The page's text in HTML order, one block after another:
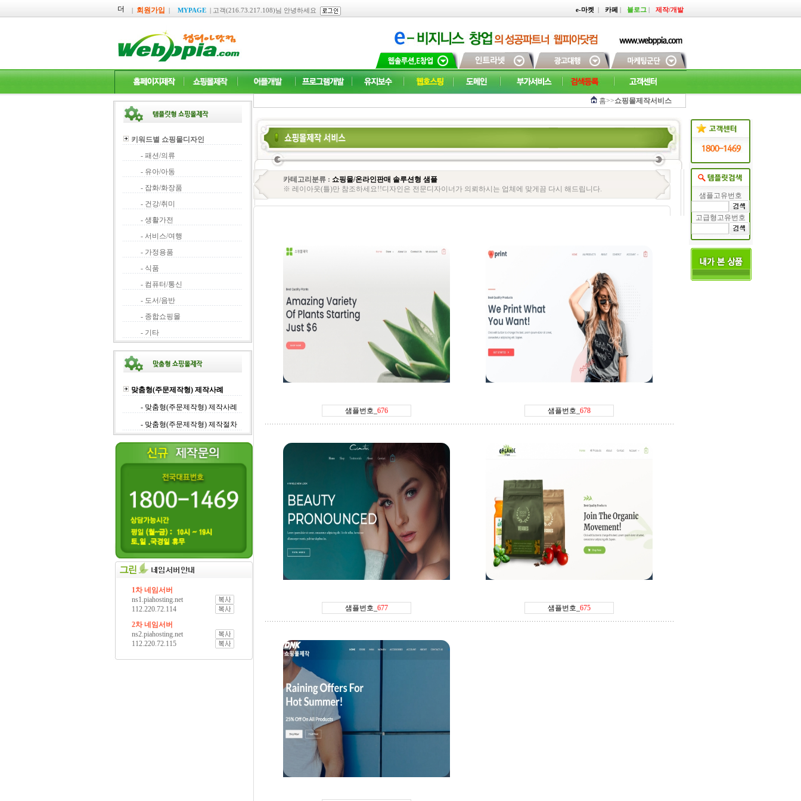
| 회원가입 | MYPAGE | 고객(216.73.217.108)님 안녕하세요 e-마켓 | 카페 | 블로그 | 제작/개발
키워드별 쇼핑몰디자인
- 패션/의류
- 유아/아동
- 잡화/화장품
- 건강/취미
- 생활가전
- 서비스/여행
- 가정용품
- 식품
- 컴퓨터/통신
- 도서/음반
- 종합쇼핑몰
- 기타
맞춤형(주문제작형) 제작사례
- 맞춤형(주문제작형) 제작사례
- 맞춤형(주문제작형) 제작절차
1차 네임서버
ns1.piahosting.net
112.220.72.114
2차 네임서버
ns2.piahosting.net
112.220.72.115
홈>>쇼핑몰제작서비스
카테고리분류 : 쇼핑몰/온라인판매 솔루션형 샘플
※ 레이아웃(틀)만 참조하세요!!디자인은 전문디자이너가 의뢰하시는 업체에 맞게끔 다시 해드립니다.
샘플번호_676번
방문하기
샘플번호_ 676
웹피아닷컴 방문하기
샘플번호_ 678
샘플번호_677번
웹피아닷컴 방문하기
샘플번호_ 677
샘플번호_675번
웹피아닷컴 방문하기
샘플번호_ 675
샘플번호_672번
웹피아닷컴
샘플고유번호
고급형고유번호